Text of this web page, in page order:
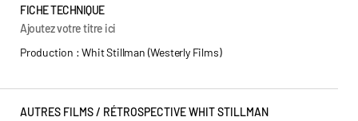
FICHE TECHNIQUE
Ajoutez votre titre ici
Production : Whit Stillman (Westerly Films)
AUTRES FILMS / RÉTROSPECTIVE WHIT STILLMAN